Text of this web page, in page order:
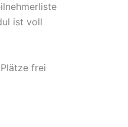
ist voll
frei